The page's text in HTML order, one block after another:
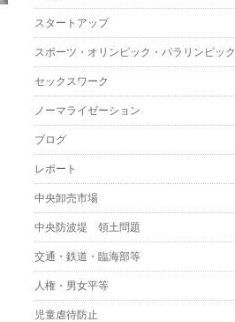
スタートアップ
スポーツ・オリンピック・パラリンピック
セックスワーク
ノーマライゼーション
ブログ
レポート
中央卸売市場
中央防波堤 領土問題
交通・鉄道・臨海部等
人権・男女平等
児童虐待防止